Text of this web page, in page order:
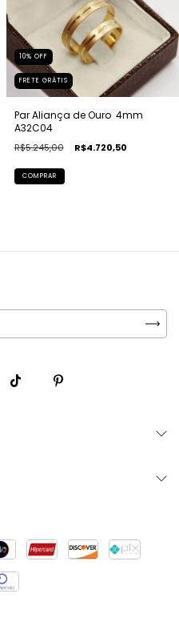
10% OFF
FRETE GRÁTIS
Par Aliança de Ouro  4mm 
A32C04
R$5.245,00 R$4.720,50
COMPRAR